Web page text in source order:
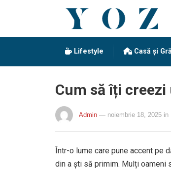
Lifestyle Casă și
Cum să îți
Admin — noiembrie 18, 2025 in
Într-o lume care pune accent pe
din a ști să primim. Mulți